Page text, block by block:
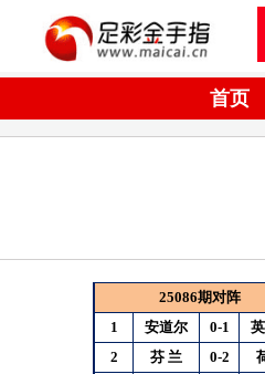
首页
25086期对阵
1
安道尔 0-1
2
芬 兰 0-2